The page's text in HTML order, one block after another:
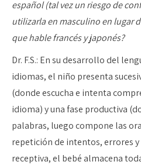
español (tal vez un riesgo de
utilizarla en masculino en lugar
que hable francés y japonés?
Dr. F.S.: En su desarrollo del
idiomas, el niño presenta
(donde escucha e intenta
idioma) y una fase productiva
palabras, luego compone las
repetición de intentos, errores y
receptiva, el bebé almacena